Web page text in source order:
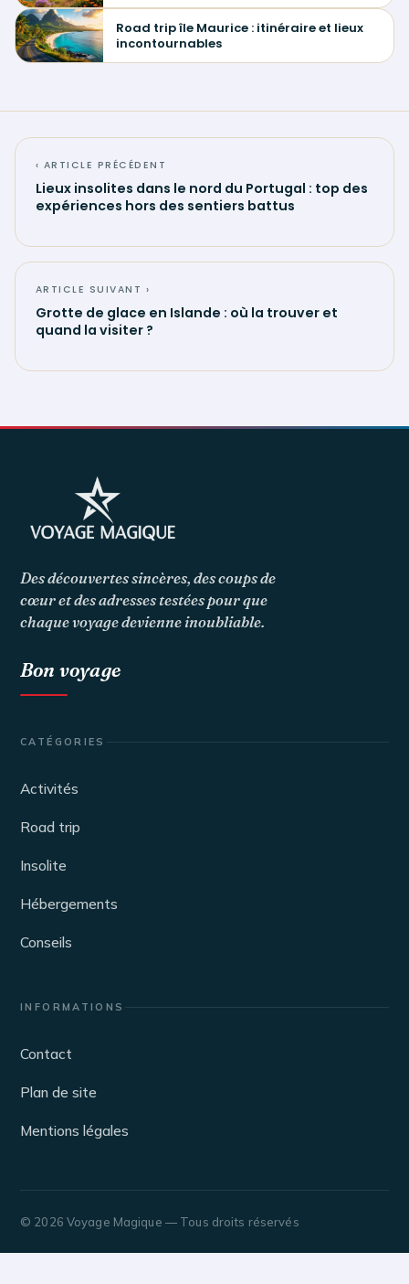
Road trip île Maurice : itinéraire et lieux
incontournables
‹ ARTICLE PRÉCÉDENT
Lieux insolites dans le nord du Portugal : top des
expériences hors des sentiers battus
ARTICLE SUIVANT ›
Grotte de glace en Islande : où la trouver et
quand la visiter ?
Des découvertes sincères, des coups de
cœur et des adresses testées pour que
chaque voyage devienne inoubliable.
Bon voyage
CATÉGORIES
Activités
Road trip
Insolite
Hébergements
Conseils
INFORMATIONS
Contact
Plan de site
Mentions légales
© 2026 Voyage Magique — Tous droits réservés